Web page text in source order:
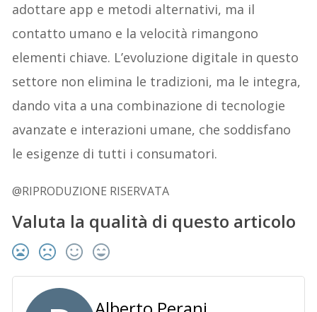
adottare app e metodi alternativi, ma il
contatto umano e la velocità rimangono
elementi chiave. L’evoluzione digitale in questo
settore non elimina le tradizioni, ma le integra,
dando vita a una combinazione di tecnologie
avanzate e interazioni umane, che soddisfano
le esigenze di tutti i consumatori.
@RIPRODUZIONE RISERVATA
Valuta la qualità di questo articolo